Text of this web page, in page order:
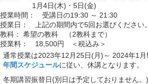
1月4日(木)・5日(金)
授業時間： 受講日の19:30 ～ 21:30
授業日： 上記の期間内で5回お選びください
教科： 希望の教科 （2教科まで）
授業料： 18,500円 ＜税込み＞
通常授業は2023年12月25日(月)～ 2024年1月
年間スケジュールに従い、休講となります。
冬期講習振替日(別日は予定しておりません。)